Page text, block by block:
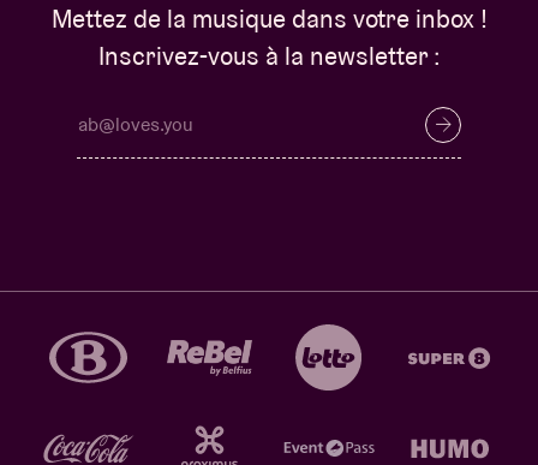
Mettez de la musique dans votre inbox !
Inscrivez-vous à la newsletter :